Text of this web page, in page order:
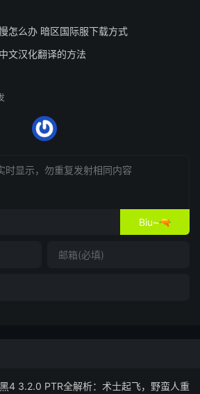
怎么办 暗区国际服下载方式
文汉化翻译的方法
Biu~🔫
4 3.2.0 PTR全解析：术士起飞，野蛮人重